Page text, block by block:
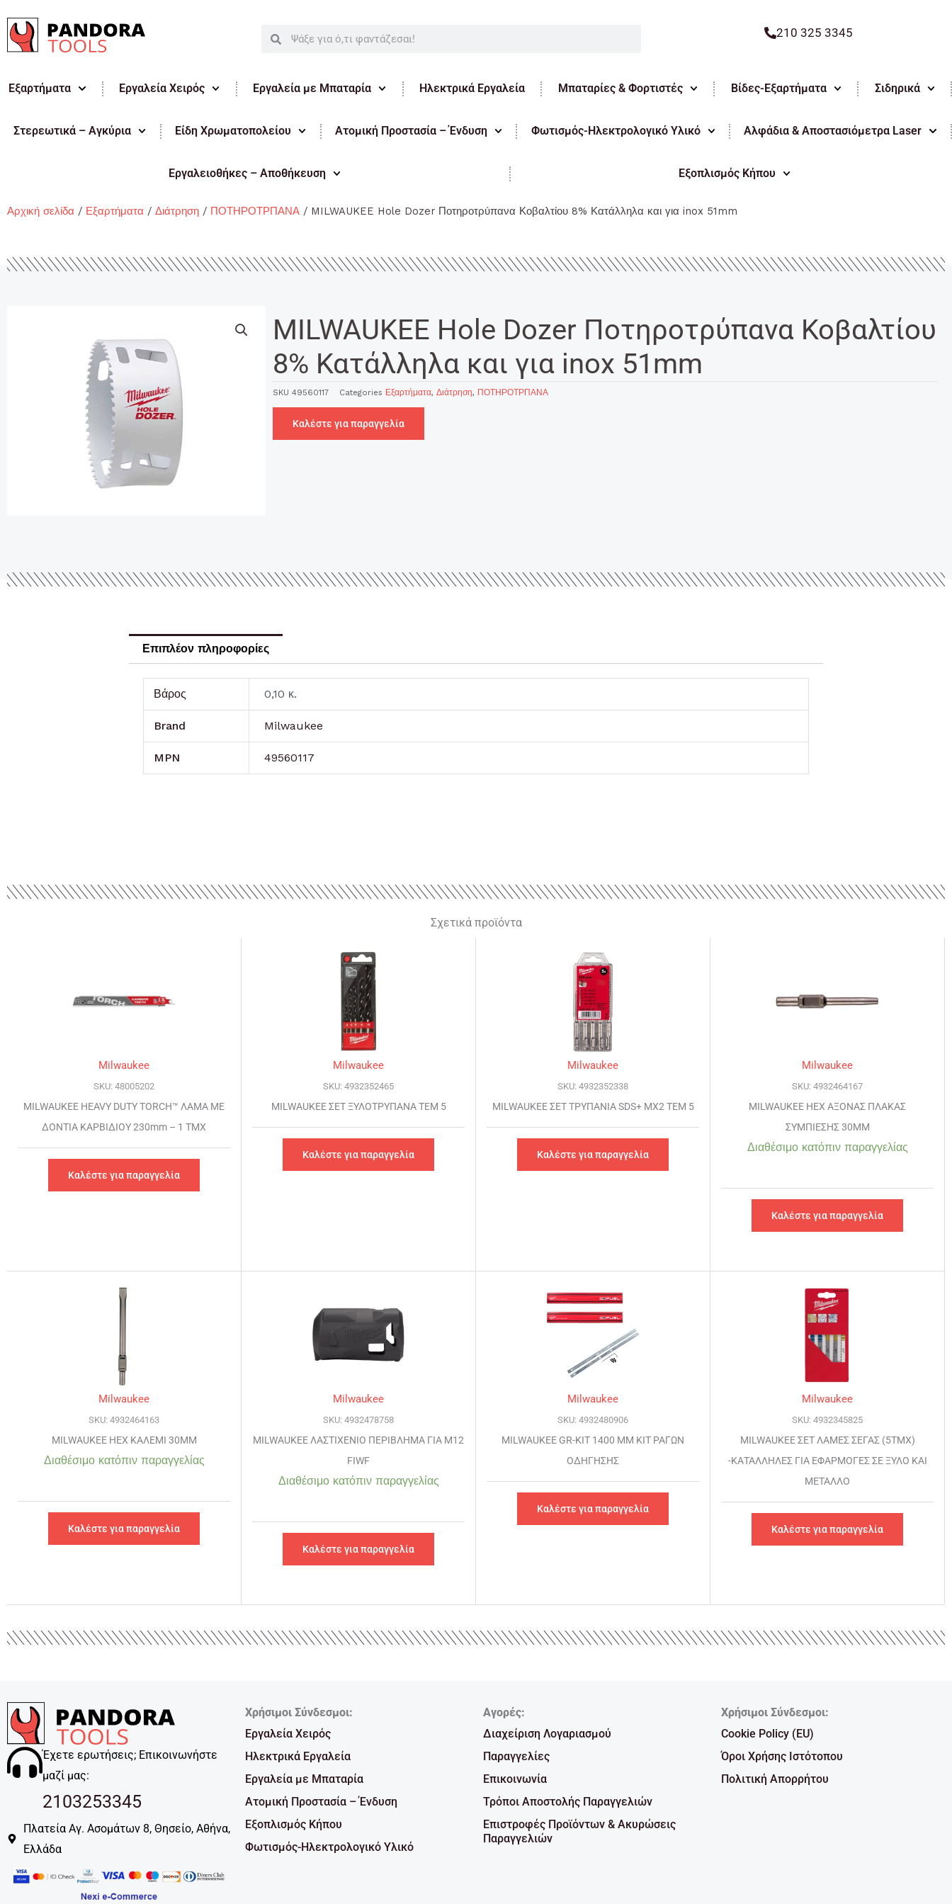
στο
περιεχόμενο
SearchSearch 210 325 3345
Εξαρτήματα Εργαλεία Χειρός Εργαλεία με Μπαταρία Ηλεκτρικά Εργαλεία Μπαταρίες & Φορτιστές Βίδες-Εξαρτήματα Σιδηρικά
Στερεωτικά – Αγκύρια Είδη Χρωματοπολείου Ατομική Προστασία – Ένδυση Φωτισμός-Ηλεκτρολογικό Υλικό Αλφάδια & Αποστασιόμετρα Laser
Εργαλειοθήκες – Αποθήκευση Εξοπλισμός Κήπου
Αρχική σελίδα / Εξαρτήματα / Διάτρηση / ΠΟΤΗΡΟΤΡΠΑΝΑ / MILWAUKEE Hole Dozer Ποτηροτρύπανα Κοβαλτίου 8% Κατάλληλα και για inox 51mm
MILWAUKEE Hole Dozer Ποτηροτρύπανα Κοβαλτίου
8% Κατάλληλα και για inox 51mm
SKU 49560117 Categories Εξαρτήματα, Διάτρηση, ΠΟΤΗΡΟΤΡΠΑΝΑ
Καλέστε για παραγγελία
Επιπλέον πληροφορίες
Βάρος 0,10 κ.
Brand Milwaukee
MPN 49560117
Σχετικά προϊόντα
Milwaukee
SKU: 48005202
MILWAUKEE HEAVY DUTY TORCH™ ΛΑΜΑ ΜΕ
ΔΟΝΤΙΑ ΚΑΡΒΙΔΙΟΥ 230mm – 1 TMX
Καλέστε για παραγγελία
Milwaukee
SKU: 4932352465
MILWAUKEE ΣΕΤ ΞΥΛΟΤΡΥΠΑΝΑ ΤΕΜ 5
Καλέστε για παραγγελία
Milwaukee
SKU: 4932352338
MILWAUKEE ΣΕΤ ΤΡΥΠΑΝΙΑ SDS+ MX2 ΤΕΜ 5
Καλέστε για παραγγελία
Milwaukee
SKU: 4932464167
MILWAUKEE HEX ΑΞΟΝΑΣ ΠΛΑΚΑΣ
ΣΥΜΠΙΕΣΗΣ 30MM
Διαθέσιμο κατόπιν παραγγελίας
Καλέστε για παραγγελία
Milwaukee
SKU: 4932464163
MILWAUKEE HEX ΚΑΛΕΜΙ 30MM
Διαθέσιμο κατόπιν παραγγελίας
Καλέστε για παραγγελία
Milwaukee
SKU: 4932478758
MILWAUKEE ΛΑΣΤΙΧΕΝΙΟ ΠΕΡΙΒΛΗΜΑ ΓΙΑ M12
FIWF
Διαθέσιμο κατόπιν παραγγελίας
Καλέστε για παραγγελία
Milwaukee
SKU: 4932480906
MILWAUKEE GR-KIT 1400 ΜΜ ΚΙΤ ΡΑΓΩΝ
ΟΔΗΓΗΣΗΣ
Καλέστε για παραγγελία
Milwaukee
SKU: 4932345825
MILWAUKEE ΣΕΤ ΛΑΜΕΣ ΣΕΓΑΣ (5ΤΜΧ)
-ΚΑΤΑΛΛΗΛΕΣ ΓΙΑ ΕΦΑΡΜΟΓΕΣ ΣΕ ΞΥΛΟ ΚΑΙ
ΜΕΤΑΛΛΟ
Καλέστε για παραγγελία
Έχετε ερωτήσεις; Επικοινωνήστε
μαζί μας:
2103253345
Πλατεία Αγ. Ασομάτων 8, Θησείο, Αθήνα,
Ελλάδα
Χρήσιμοι Σύνδεσμοι:
Εργαλεία Χειρός
Ηλεκτρικά Εργαλεία
Εργαλεία με Μπαταρία
Ατομική Προστασία – Ένδυση
Εξοπλισμός Κήπου
Φωτισμός-Ηλεκτρολογικό Υλικό
Αγορές:
Διαχείριση Λογαριασμού
Παραγγελίες
Επικοινωνία
Τρόποι Αποστολής Παραγγελιών
Επιστροφές Προϊόντων & Ακυρώσεις
Παραγγελιών
Χρήσιμοι Σύνδεσμοι:
Cookie Policy (EU)
Όροι Χρήσης Ιστότοπου
Πολιτική Απορρήτου